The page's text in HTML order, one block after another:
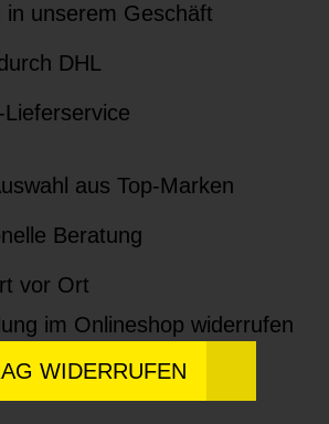
in unserem Geschäft
DHL
aus Top-Marken
Beratung
vor Ort
im Onlineshop widerrufen
WIDERRUFEN